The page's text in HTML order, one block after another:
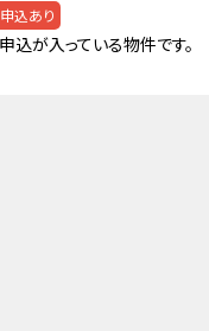
込あり
込が入っている物件です。